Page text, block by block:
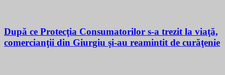
După ce Protecţia Consumatorilor s-a trezit la viaţă,
comercianţii din Giurgiu şi-au reamintit de curăţenie